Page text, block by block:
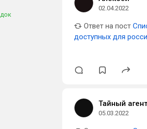
02.04.2022
Ответ на пост
доступных для
Тайный
05.03.2022